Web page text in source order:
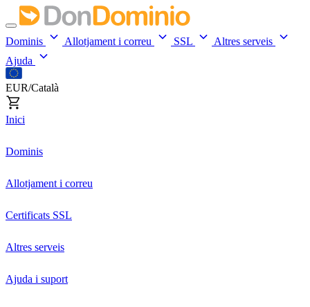
Dominis Allotjament i correu SSL
Altres serveis
Ajuda
EUR/Català
Inici
Dominis
Allotjament i correu
Certificats SSL
Altres serveis
Ajuda i suport